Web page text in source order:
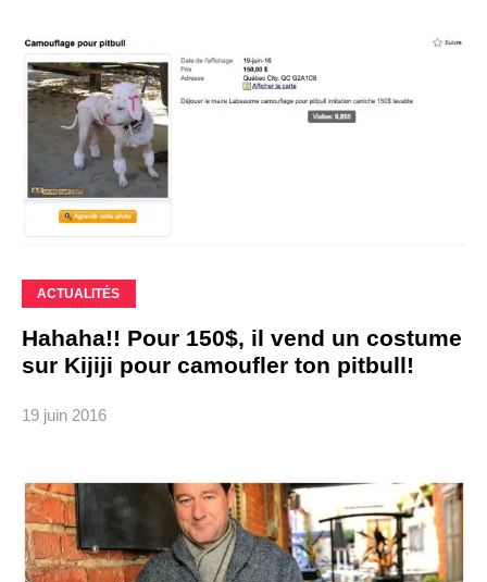
ACTUALITÉS
Hahaha!! Pour 150$, il vend un costume
sur Kijiji pour camoufler ton pitbull!
19 juin 2016